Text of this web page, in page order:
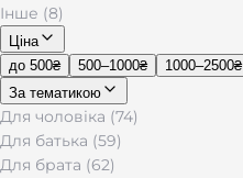
Інше (8)
Ціна
до 500₴
500–1000₴
1000–2500₴
За тематикою
Для чоловіка (74)
Для батька (59)
Для брата (62)